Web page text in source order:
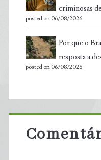
criminosas
posted on 06/08/2026
Por que o
resposta a
posted on 06/08/2026